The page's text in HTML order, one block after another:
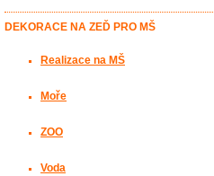
DEKORACE NA ZEĎ PRO MŠ
Realizace na MŠ
Moře
ZOO
Voda